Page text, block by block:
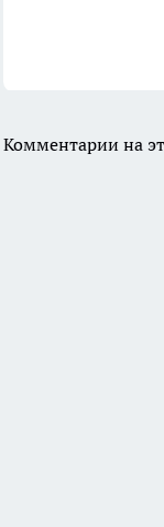
Комментарии на